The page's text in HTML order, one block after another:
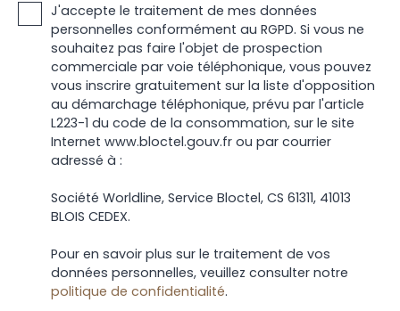
J'accepte le traitement de mes données
personnelles conformément au RGPD. Si vous ne
souhaitez pas faire l'objet de prospection
commerciale par voie téléphonique, vous pouvez
vous inscrire gratuitement sur la liste d'opposition
au démarchage téléphonique, prévu par l'article
L223-1 du code de la consommation, sur le site
Internet www.bloctel.gouv.fr ou par courrier
adressé à :
Société Worldline, Service Bloctel, CS 61311, 41013
BLOIS CEDEX.
Pour en savoir plus sur le traitement de vos
données personnelles, veuillez consulter notre
politique de confidentialité.